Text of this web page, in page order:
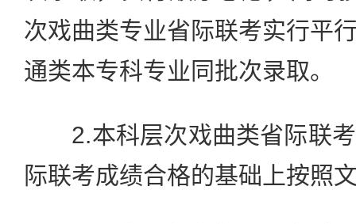
次戏曲类专业省际联考实行平
通类本专科专业同批次录取。
2.本科层次戏曲类省际联考
际联考成绩合格的基础上按照